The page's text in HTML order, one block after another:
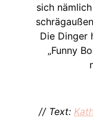
sich
Die Dinger
„Funny
// Text: